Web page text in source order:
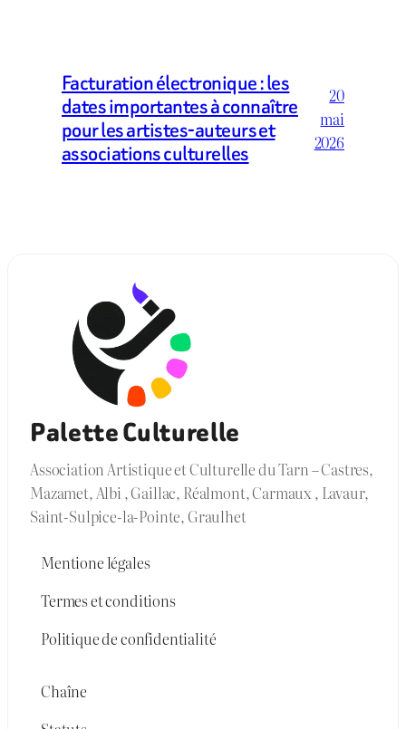
Facturation électronique : les
dates importantes à connaître
pour les artistes-auteurs et
associations culturelles
20
mai
2026
Palette Culturelle
Association Artistique et Culturelle du Tarn – Castres,
Mazamet, Albi , Gaillac, Réalmont, Carmaux , Lavaur,
Saint-Sulpice-la-Pointe, Graulhet
Mentione légales
Termes et conditions
Politique de confidentialité
Chaîne